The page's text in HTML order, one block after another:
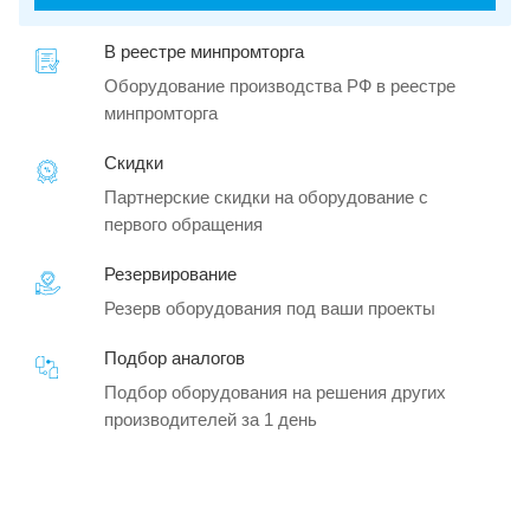
В реестре минпромторга
Оборудование производства РФ в реестре
минпромторга
Скидки
Партнерские скидки на оборудование с
первого обращения
Резервирование
Резерв оборудования под ваши проекты
Подбор аналогов
Подбор оборудования на решения других
производителей за 1 день